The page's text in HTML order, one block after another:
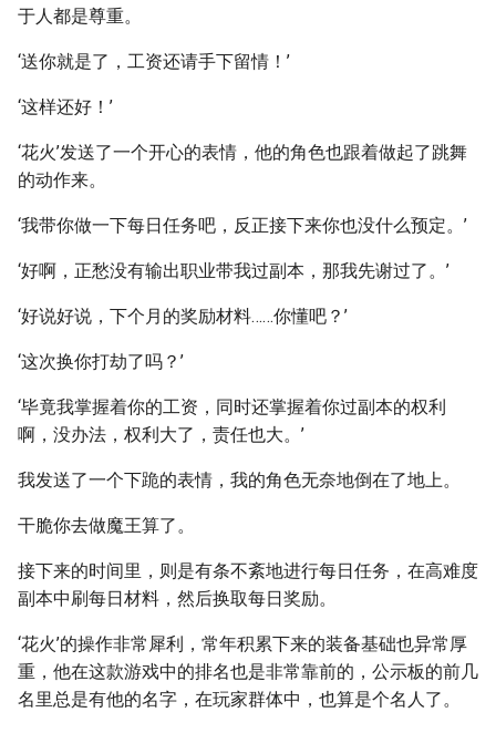
于人都是尊重。
‘送你就是了，工资还请手下留情！’
‘这样还好！’
‘花火’发送了一个开心的表情，他的角色也跟着做起了跳舞
的动作来。
‘我带你做一下每日任务吧，反正接下来你也没什么预定。’
‘好啊，正愁没有输出职业带我过副本，那我先谢过了。’
‘好说好说，下个月的奖励材料……你懂吧？’
‘这次换你打劫了吗？’
‘毕竟我掌握着你的工资，同时还掌握着你过副本的权利
啊，没办法，权利大了，责任也大。’
我发送了一个下跪的表情，我的角色无奈地倒在了地上。
干脆你去做魔王算了。
接下来的时间里，则是有条不紊地进行每日任务，在高难度
副本中刷每日材料，然后换取每日奖励。
‘花火’的操作非常犀利，常年积累下来的装备基础也异常厚
重，他在这款游戏中的排名也是非常靠前的，公示板的前几
名里总是有他的名字，在玩家群体中，也算是个名人了。